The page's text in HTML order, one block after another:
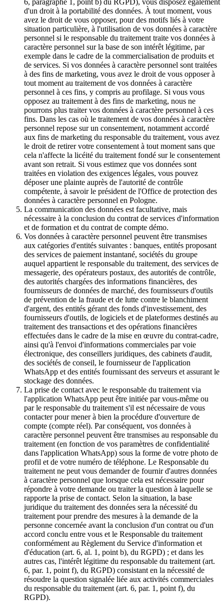
6, paragraphe 1, point b) du RGPD), vous disposez également
d'un droit à la portabilité des données. À tout moment, vous
avez le droit de vous opposer, pour des motifs liés à votre
situation particulière, à l'utilisation de vos données à caractère
personnel si le responsable du traitement traite vos données à
caractère personnel sur la base de son intérêt légitime, par
exemple dans le cadre de la commercialisation de produits et
de services. Si vos données à caractère personnel sont traitées
à des fins de marketing, vous avez le droit de vous opposer à
tout moment au traitement de vos données à caractère
personnel à ces fins, y compris au profilage. Si vous vous
opposez au traitement à des fins de marketing, nous ne
pourrons plus traiter vos données à caractère personnel à ces
fins. Dans les cas où le traitement de vos données à caractère
personnel repose sur un consentement, notamment accordé
aux fins de marketing du responsable du traitement, vous avez
le droit de retirer votre consentement à tout moment sans que
cela n'affecte la licéité du traitement fondé sur le consentement
avant son retrait. Si vous estimez que vos données sont
traitées en violation des exigences légales, vous pouvez
déposer une plainte auprès de l'autorité de contrôle
compétente, à savoir le président de l'Office de protection des
données à caractère personnel en Pologne.
La communication des données est facultative, mais
nécessaire à la conclusion du contrat de services d'information
et de formation et du contrat de compte démo.
Vos données à caractère personnel peuvent être transmises
aux catégories d'entités suivantes : banques, entités proposant
des services de paiement instantané, sociétés du groupe
auquel appartient le responsable du traitement, des services de
messagerie, des opérateurs postaux, des autorités de contrôle,
des autorités chargées des informations financières, des
fournisseurs de données de marché, des fournisseurs d'outils
de prévention de la fraude et de lutte contre le blanchiment
d'argent, des entités gérant des fonds d'investissement, des
fournisseurs d'outils, de logiciels et de plateformes destinés au
traitement des transactions et des opérations financières
effectuées dans le cadre de la mise en œuvre du contrat-cadre,
ainsi qu'à l'envoi d'informations commerciales par voie
électronique, des conseillers juridiques, des cabinets d'audit,
des sociétés de conseil, le fournisseur de l'application
WhatsApp et des entités fournissant des serveurs et assurant le
stockage des données.
La prise de contact avec le responsable du traitement via
l'application WhatsApp peut être initiée par vous-même ou
par le responsable du traitement s'il est nécessaire de vous
contacter pour mener à bien la procédure d'ouverture de
compte (compte réel). Par conséquent, vos données à
caractère personnel peuvent être transmises au responsable du
traitement (en fonction de vos paramètres de confidentialité
dans l'application WhatsApp) sous la forme de votre photo de
profil et de votre numéro de téléphone. Le Responsable du
traitement ne peut vous demander de fournir d'autres données
à caractère personnel que lorsque cela est nécessaire pour
répondre à votre demande ou traiter la question à laquelle se
rapporte la prise de contact. Selon la situation, la base
juridique du traitement des données sera la nécessité du
traitement pour prendre des mesures à la demande de la
personne concernée avant la conclusion d'un contrat ou d'un
accord conclu entre vous et le Responsable du traitement
conformément au Règlement du Service d'information et
d'éducation (art. 6, al. 1, point b), du RGPD) ; et dans les
autres cas, l'intérêt légitime du responsable du traitement (art.
6, par. 1, point f), du RGPD) consistant en la nécessité de
résoudre la question signalée liée aux activités commerciales
du responsable du traitement (art. 6, par. 1, point f), du
RGPD).